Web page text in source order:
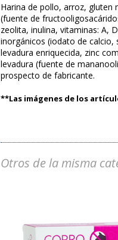
Harina de pollo, arroz, gluten
(fuente de
zeolita, inulina, vitaminas: A,
inorgánicos (iodato de
levadura enriquecida, zinc
levadura (fuente de
prospecto de fabricante.
**Las imágenes de los
Otros de la misma